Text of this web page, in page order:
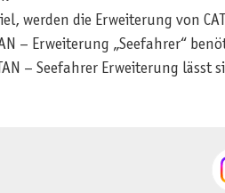
werden die Erweiterung von
– Erweiterung „Seefahrer“
– Seefahrer Erweiterung